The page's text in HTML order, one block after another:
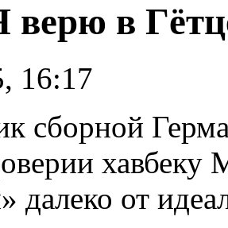
верю в
16:17
сборной
хавбеку
далеко от